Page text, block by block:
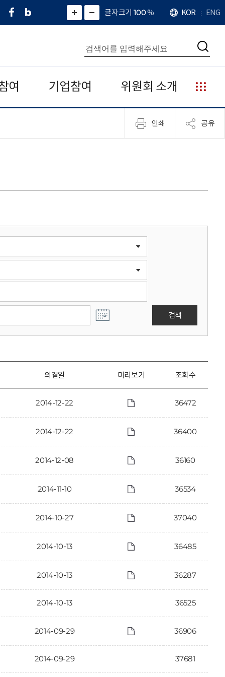
페
네
그
)
화
면
면
소
확
대
치
글자크기 100%
언
어
KOR ENG
통
합
검
색
검
여 기업참여 위원회 소개
누
리
집
안
인쇄 공유
검색
의결일 미리보기 조회수
2014-12-22 36472
2014-12-22 36400
2014-12-08 36160
2014-11-10 36534
2014-10-27 37040
2014-10-13 36485
2014-10-13 36287
2014-10-13 36525
2014-09-29 36906
2014-09-29 37681